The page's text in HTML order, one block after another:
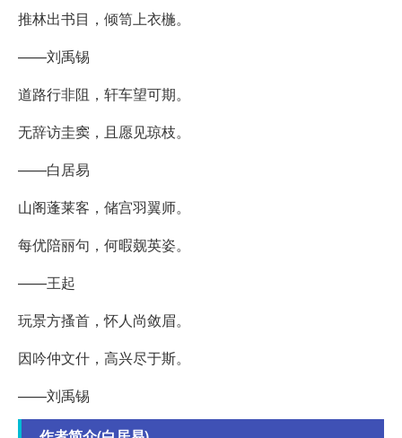
推林出书目，倾笥上衣椸。
——刘禹锡
道路行非阻，轩车望可期。
无辞访圭窦，且愿见琼枝。
——白居易
山阁蓬莱客，储宫羽翼师。
每优陪丽句，何暇觌英姿。
——王起
玩景方搔首，怀人尚敛眉。
因吟仲文什，高兴尽于斯。
——刘禹锡